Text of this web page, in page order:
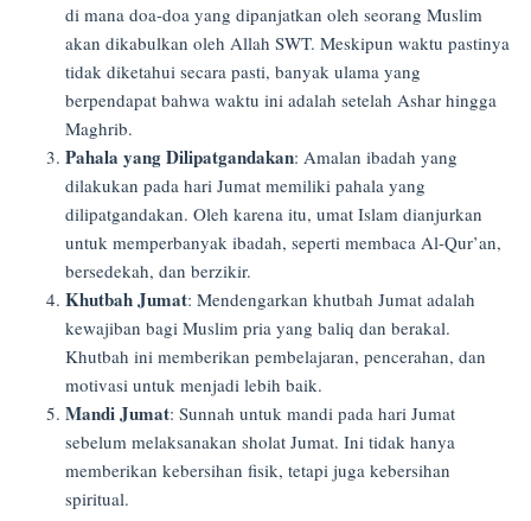
di mana doa-doa yang dipanjatkan oleh seorang Muslim
akan dikabulkan oleh Allah SWT. Meskipun waktu pastinya
tidak diketahui secara pasti, banyak ulama yang
berpendapat bahwa waktu ini adalah setelah Ashar hingga
Maghrib.
Pahala yang Dilipatgandakan: Amalan ibadah yang
dilakukan pada hari Jumat memiliki pahala yang
dilipatgandakan. Oleh karena itu, umat Islam dianjurkan
untuk memperbanyak ibadah, seperti membaca Al-Qur’an,
bersedekah, dan berzikir.
Khutbah Jumat: Mendengarkan khutbah Jumat adalah
kewajiban bagi Muslim pria yang baliq dan berakal.
Khutbah ini memberikan pembelajaran, pencerahan, dan
motivasi untuk menjadi lebih baik.
Mandi Jumat: Sunnah untuk mandi pada hari Jumat
sebelum melaksanakan sholat Jumat. Ini tidak hanya
memberikan kebersihan fisik, tetapi juga kebersihan
spiritual.